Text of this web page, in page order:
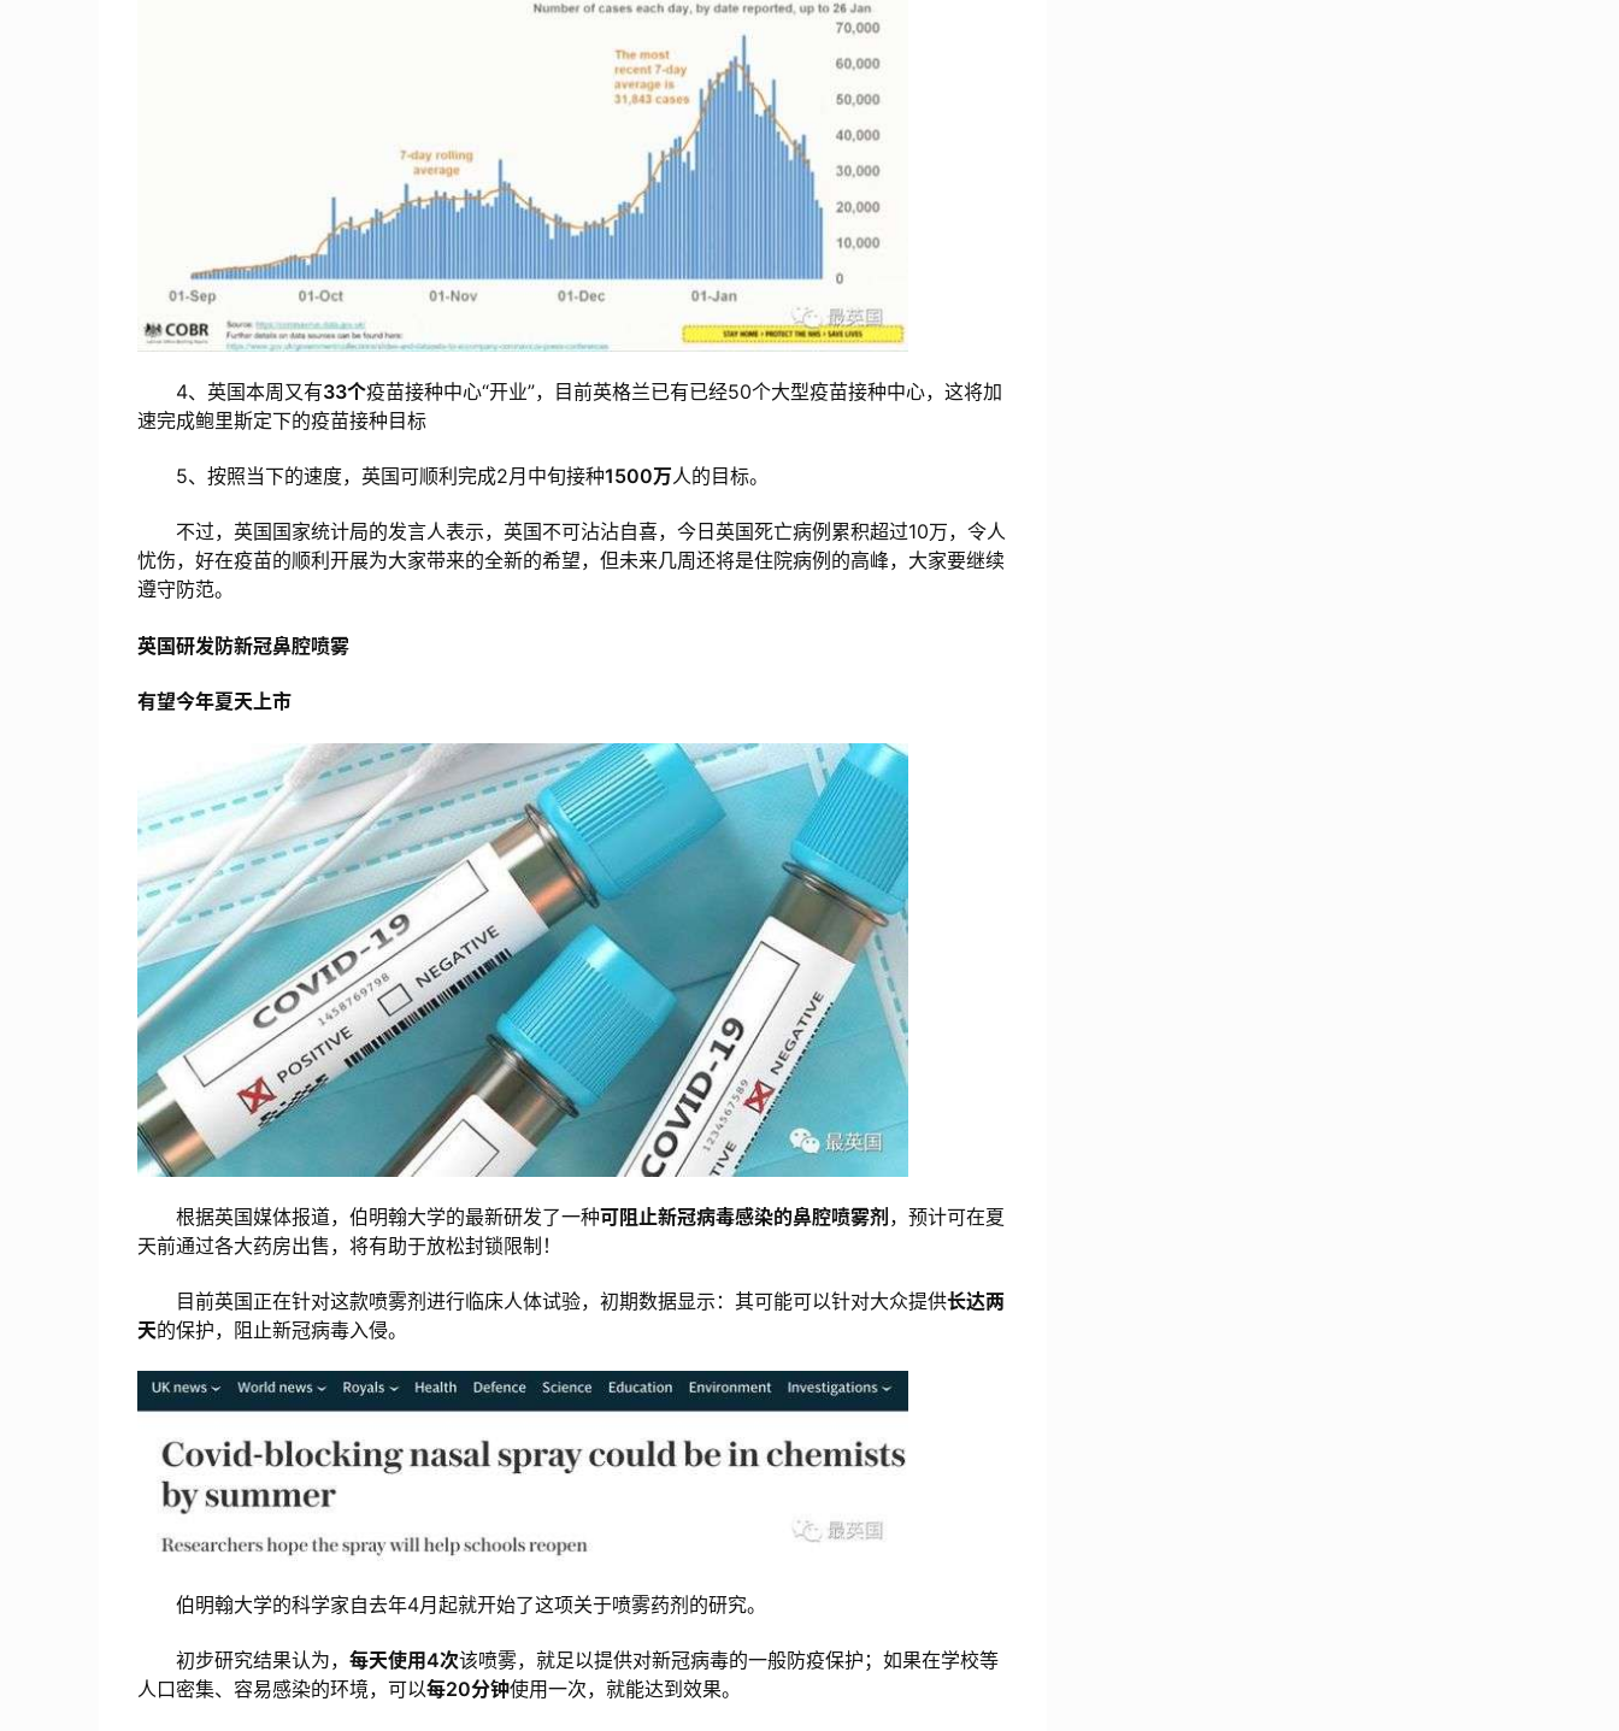
4、英国本周又有33个疫苗接种中心“开业”，目前英格兰已有已经50个大型疫苗接种中心，这将加
速完成鲍里斯定下的疫苗接种目标
5、按照当下的速度，英国可顺利完成2月中旬接种1500万人的目标。
不过，英国国家统计局的发言人表示，英国不可沾沾自喜，今日英国死亡病例累积超过10万，令人
忧伤，好在疫苗的顺利开展为大家带来的全新的希望，但未来几周还将是住院病例的高峰，大家要继续
遵守防范。
英国研发防新冠鼻腔喷雾
有望今年夏天上市
根据英国媒体报道，伯明翰大学的最新研发了一种可阻止新冠病毒感染的鼻腔喷雾剂 ，预计可在夏
天前通过各大药房出售，将有助于放松封锁限制！
目前英国正在针对这款喷雾剂进行临床人体试验，初期数据显示：其可能可以针对大众提供长达两
天的保护，阻止新冠病毒入侵。
伯明翰大学的科学家自去年4月起就开始了这项关于喷雾药剂的研究。
初步研究结果认为， 每天使用4次该喷雾，就足以提供对新冠病毒的一般防疫保护；如果在学校等
人口密集、容易感染的环境，可以每20分钟使用一次，就能达到效果。